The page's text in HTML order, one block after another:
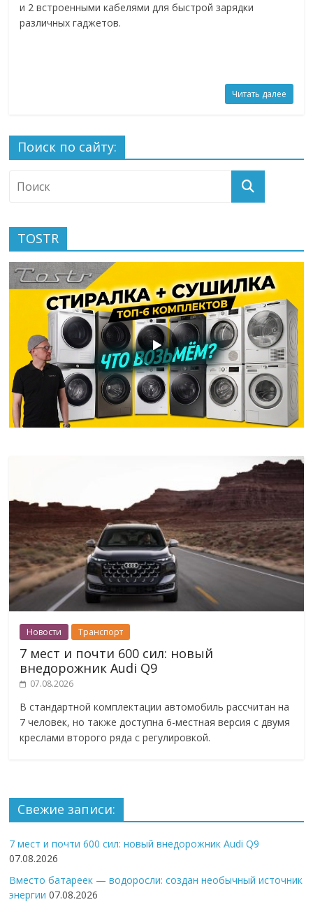
и 2 встроенными кабелями для быстрой зарядки
различных гаджетов.
Читать далее
Поиск по сайту:
TOSTR
Новости Транспорт
7 мест и почти 600 сил: новый
внедорожник Audi Q9
07.08.2026
В стандартной комплектации автомобиль рассчитан на
7 человек, но также доступна 6-местная версия с двумя
креслами второго ряда с регулировкой.
Свежие записи:
7 мест и почти 600 сил: новый внедорожник Audi Q9
07.08.2026
Вместо батареек — водоросли: создан необычный источник
энергии 07.08.2026